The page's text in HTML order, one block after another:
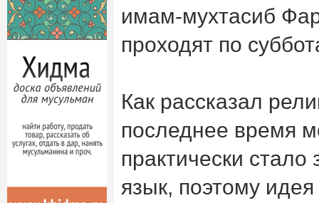
имам-мухтасиб
проходят по
Как рассказал
последнее время
практически
язык, поэтому идея